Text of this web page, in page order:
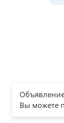
Вы можете